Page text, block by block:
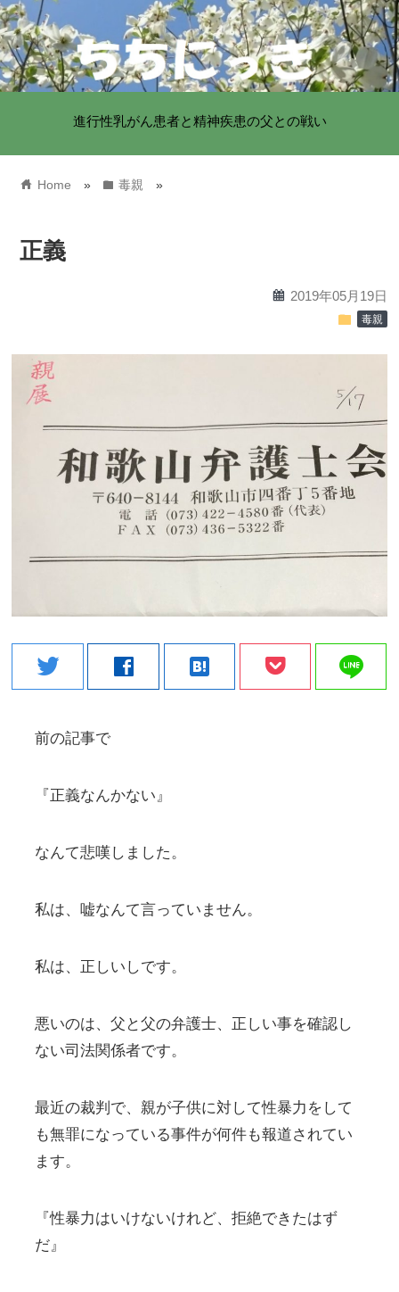
進行性乳がん患者と精神疾患の父との戦い
home Home » folder毒親 »
正義
calendar 2019年05月19日
folder 毒親
twitter facebook hatenabookmark line
前の記事で
『正義なんかない』
なんて悲嘆しました。
私は、嘘なんて言っていません。
私は、正しいしです。
悪いのは、父と父の弁護士、正しい事を確認し
ない司法関係者です。
最近の裁判で、親が子供に対して性暴力をして
も無罪になっている事件が何件も報道されてい
ます。
『性暴力はいけないけれど、拒絶できたはず
だ』